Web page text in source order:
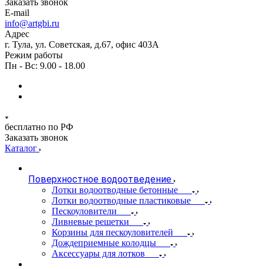
Заказать звонок
E-mail
info@artgbi.ru
Адрес
г. Тула, ул. Советская, д.67, офис 403А
Режим работы
Пн - Вс: 9.00 - 18.00
бесплатно по РФ
Заказать звонок
Каталог
Поверхностное водоотведение
Лотки водоотводные бетонные
Лотки водоотводные пластиковые
Пескоуловители
Ливневые решетки
Корзины для пескоуловителей
Дождеприемные колодцы
Аксессуары для лотков